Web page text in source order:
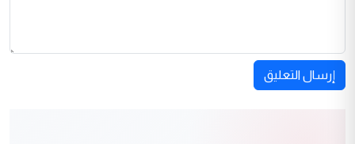
إرسال التعليق